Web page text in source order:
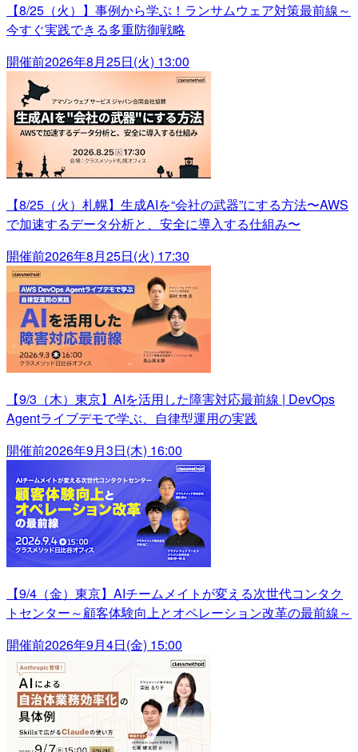
【8/25（火）】事例から学ぶ！ランサムウェア対策最前線～
今すぐ実践できる多重防御戦略
開催前2026年8月25日(火) 13:00
【8/25（火）札幌】生成AIを“会社の武器”にする方法〜AWS
で加速するデータ分析と、安全に導入する仕組み〜
開催前2026年8月25日(火) 17:30
【9/3（木）東京】AIを活用した障害対応最前線 | DevOps
Agentライブデモで学ぶ、自律型運用の実践
開催前2026年9月3日(木) 16:00
【9/4（金）東京】AIチームメイトが変える次世代コンタク
トセンター～顧客体験向上とオペレーション改革の最前線～
開催前2026年9月4日(金) 15:00